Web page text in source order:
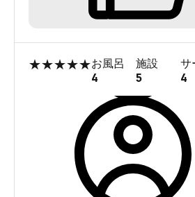
コロナ禍で友人は久しぶりの温
難しいですネ、なので星一つ下
プランでこのお風呂は大満足です
★★★★★お風呂
4
施設
5
サ
4